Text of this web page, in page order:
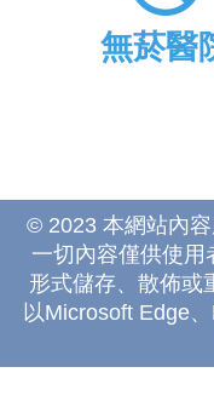
無菸醫
© 2023 本網站內容
一切內容僅供使
形式儲存、散佈或
以Microsoft Edge